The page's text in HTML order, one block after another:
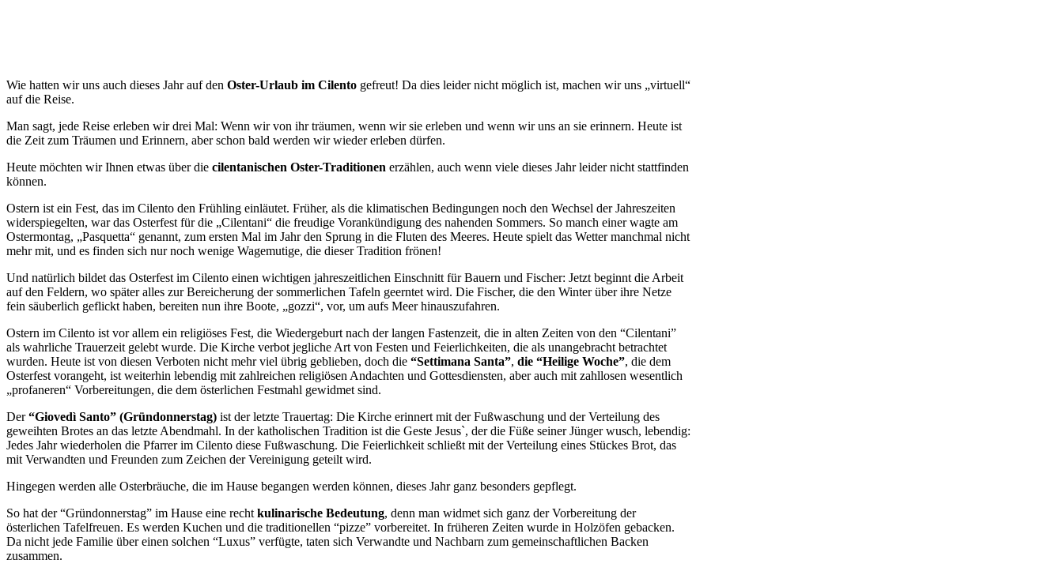
Wie hatten wir uns auch dieses Jahr auf den Oster-Urlaub im Cilento gefreut! Da dies leider nicht möglich ist, machen wir uns „virtuell“
auf die Reise.
Man sagt, jede Reise erleben wir drei Mal: Wenn wir von ihr träumen, wenn wir sie erleben und wenn wir uns an sie erinnern. Heute ist
die Zeit zum Träumen und Erinnern, aber schon bald werden wir wieder erleben dürfen.
Heute möchten wir Ihnen etwas über die cilentanischen Oster-Traditionen erzählen, auch wenn viele dieses Jahr leider nicht stattfinden
können.
Ostern ist ein Fest, das im Cilento den Frühling einläutet. Früher, als die klimatischen Bedingungen noch den Wechsel der Jahreszeiten
widerspiegelten, war das Osterfest für die „Cilentani“ die freudige Vorankündigung des nahenden Sommers. So manch einer wagte am
Ostermontag, „Pasquetta“ genannt, zum ersten Mal im Jahr den Sprung in die Fluten des Meeres. Heute spielt das Wetter manchmal nicht
mehr mit, und es finden sich nur noch wenige Wagemutige, die dieser Tradition frönen!
Und natürlich bildet das Osterfest im Cilento einen wichtigen jahreszeitlichen Einschnitt für Bauern und Fischer: Jetzt beginnt die Arbeit
auf den Feldern, wo später alles zur Bereicherung der sommerlichen Tafeln geerntet wird. Die Fischer, die den Winter über ihre Netze
fein säuberlich geflickt haben, bereiten nun ihre Boote, „gozzi“, vor, um aufs Meer hinauszufahren.
Ostern im Cilento ist vor allem ein religiöses Fest, die Wiedergeburt nach der langen Fastenzeit, die in alten Zeiten von den “Cilentani”
als wahrliche Trauerzeit gelebt wurde. Die Kirche verbot jegliche Art von Festen und Feierlichkeiten, die als unangebracht betrachtet
wurden. Heute ist von diesen Verboten nicht mehr viel übrig geblieben, doch die “Settimana Santa”, die “Heilige Woche”, die dem
Osterfest vorangeht, ist weiterhin lebendig mit zahlreichen religiösen Andachten und Gottesdiensten, aber auch mit zahllosen wesentlich
„profaneren“ Vorbereitungen, die dem österlichen Festmahl gewidmet sind.
Der“Giovedì Santo” (Gründonnerstag) ist der letzte Trauertag: Die Kirche erinnert mit der Fußwaschung und der Verteilung des
geweihten Brotes an das letzte Abendmahl. In der katholischen Tradition ist die Geste Jesus`, der die Füße seiner Jünger wusch, lebendig:
Jedes Jahr wiederholen die Pfarrer im Cilento diese Fußwaschung. Die Feierlichkeit schließt mit der Verteilung eines Stückes Brot, das
mit Verwandten und Freunden zum Zeichen der Vereinigung geteilt wird.
Hingegen werden alle Osterbräuche, die im Hause begangen werden können, dieses Jahr ganz besonders gepflegt.
So hat der “Gründonnerstag” im Hause eine recht kulinarische Bedeutung, denn man widmet sich ganz der Vorbereitung der
österlichen Tafelfreuen. Es werden Kuchen und die traditionellen “pizze” vorbereitet. In früheren Zeiten wurde in Holzöfen gebacken.
Da nicht jede Familie über einen solchen “Luxus” verfügte, taten sich Verwandte und Nachbarn zum gemeinschaftlichen Backen
zusammen.